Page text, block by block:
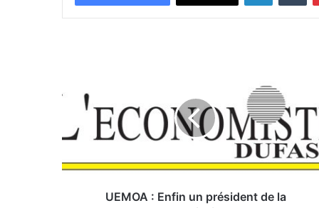
:
E
UEMOA : Enfin un président de la